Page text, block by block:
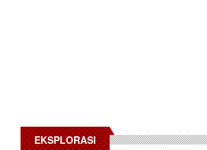
EKSPLORASI